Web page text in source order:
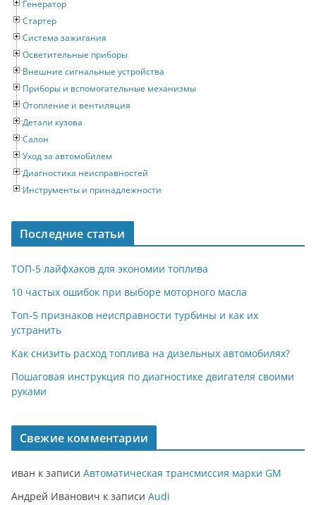
Генератор
Стартер
Система зажигания
Осветительные приборы
Внешние сигнальные устройства
Приборы и вспомогательные механизмы
Отопление и вентиляция
Детали кузова
Салон
Уход за автомобилем
Диагностика неисправностей
Инструменты и принадлежности
Последние статьи
ТОП-5 лайфхаков для экономии топлива
10 частых ошибок при выборе моторного масла
Топ-5 признаков неисправности турбины и как их
устранить
Как снизить расход топлива на дизельных автомобилях?
Пошаговая инструкция по диагностике двигателя своими
руками
Свежие комментарии
иван к записи Автоматическая трансмиссия марки GM
Андрей Иванович к записи Audi